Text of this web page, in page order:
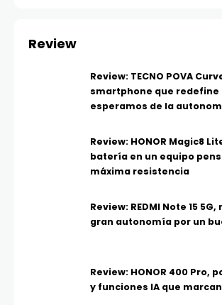
Review
Review: TECNO POVA
smartphone que redefine
esperamos de la
Review: HONOR Magic8
batería en un equipo
máxima resistencia
Review: REDMI Note 15
gran autonomía por un
Review: HONOR 400 Pro,
y funciones IA que